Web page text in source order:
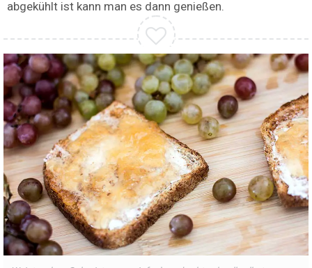
abgekühlt ist kann man es dann genießen.